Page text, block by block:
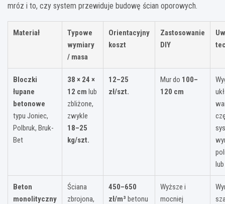
mróz i to, czy system przewiduje budowę ścian oporowych.
Materiał
Typowe
wymiary
/ masa
Orientacyjny
koszt
Zastosowanie
DIY
Bloczki
łupane
betonowe
typu Joniec,
Polbruk, Bruk-
Bet
38 × 24 ×
12 cm lub
zbliżone,
zwykle
18–25
kg/szt.
12–25
zł/szt.
Mur do 100–
120 cm
Beton
monolityczny
Ściana
zbrojona,
450–650
zł/m³ betonu
Wyższe i
mocniej